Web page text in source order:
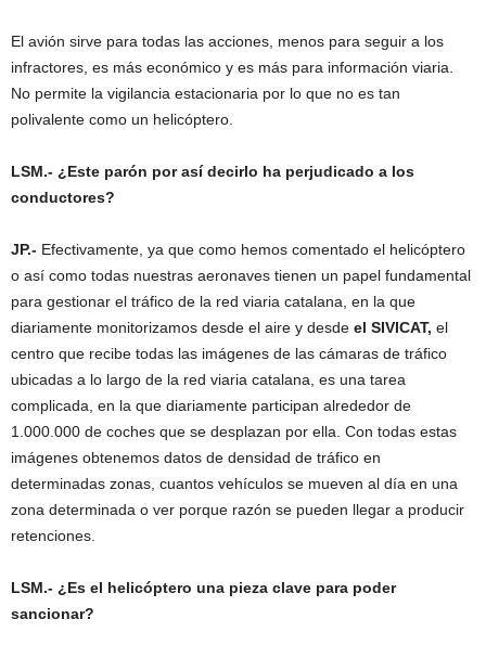
El avión sirve para todas las acciones, menos para seguir a los
infractores, es más económico y es más para información viaria.
No permite la vigilancia estacionaria por lo que no es tan
polivalente como un helicóptero.
LSM.- ¿Este parón por así decirlo ha perjudicado a los
conductores?
JP.- Efectivamente, ya que como hemos comentado el helicóptero
o así como todas nuestras aeronaves tienen un papel fundamental
para gestionar el tráfico de la red viaria catalana, en la que
diariamente monitorizamos desde el aire y desde el SIVICAT, el
centro que recibe todas las imágenes de las cámaras de tráfico
ubicadas a lo largo de la red viaria catalana, es una tarea
complicada, en la que diariamente participan alrededor de
1.000.000 de coches que se desplazan por ella. Con todas estas
imágenes obtenemos datos de densidad de tráfico en
determinadas zonas, cuantos vehículos se mueven al día en una
zona determinada o ver porque razón se pueden llegar a producir
retenciones.
LSM.- ¿Es el helicóptero una pieza clave para poder
sancionar?